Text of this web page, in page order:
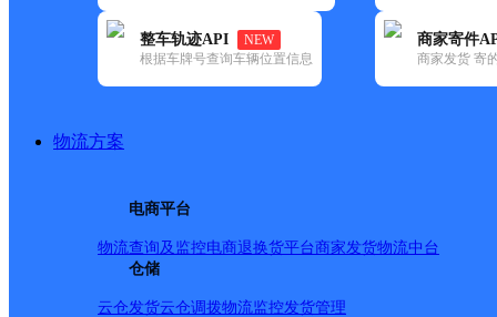
整车轨迹API
NEW
根据车牌号查询车辆位置信息
商家寄件
商家发货 寄
物流方案
电商平台
物流查询及监控电商退换货平台商家发货物流中台
仓储
云仓发货云仓调拨物流监控发货管理
网点筛选
已选
中通快递(11)
渭南市,快递网点